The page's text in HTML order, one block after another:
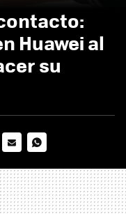
Huawei al
su
MAIL